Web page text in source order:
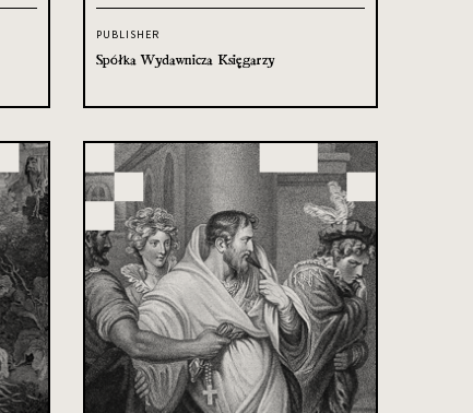
PUBLISHER
Spółka Wydawnicza Księgarzy